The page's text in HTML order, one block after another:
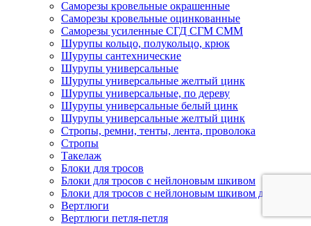
Саморезы кровельные окрашенные
Саморезы кровельные оцинкованные
Саморезы усиленные СГД СГМ СММ
Шурупы кольцо, полукольцо, крюк
Шурупы сантехнические
Шурупы универсальные
Шурупы универсальные желтый цинк
Шурупы универсальные, по дереву
Шурупы универсальные белый цинк
Шурупы универсальные желтый цинк
Стропы, ремни, тенты, лента, проволока
Стропы
Такелаж
Блоки для тросов
Блоки для тросов с нейлоновым шкивом
Блоки для тросов с нейлоновым шкивом двойные
Вертлюги
Вертлюги петля-петля